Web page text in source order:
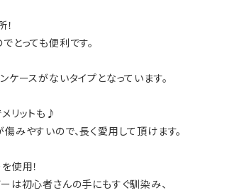
とっても便利です。
ケースがないタイプとなっています。
リットも♪
みやすいので、長く愛用して頂けます。
使用！
は初心者さんの手にもすぐ馴染み、